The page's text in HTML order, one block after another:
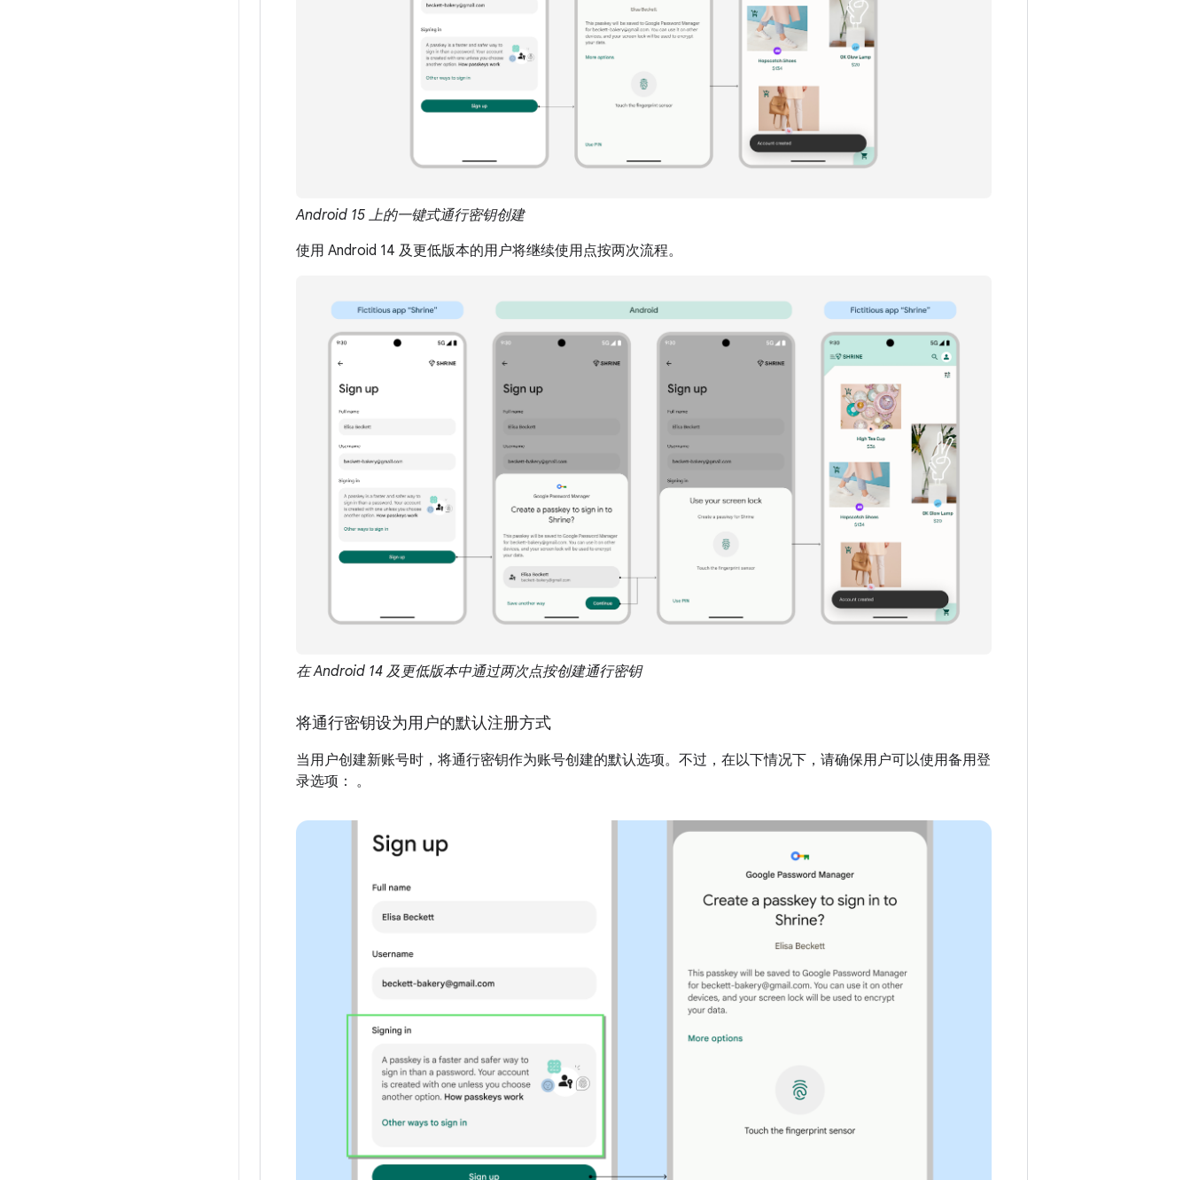
Android 15 上的一键式通行密钥创建
使用 Android 14 及更低版本的用户将继续使用点按两次流程。
在 Android 14 及更低版本中通过两次点按创建通行密钥
将通行密钥设为用户的默认注册方式
当用户创建新账号时，将通行密钥作为账号创建的默认选项。不过，在以下情况下，请确保用户可以使用备用登
录选项： 。